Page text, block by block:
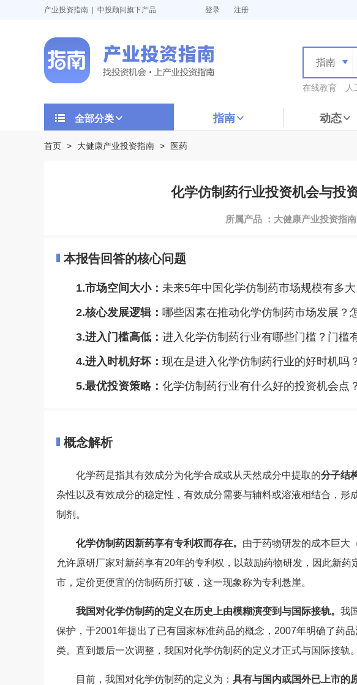
产业投资指南 | 中投顾问旗下产品 登录 注册
指南
在线教育 人
全部分类 指南 动态
首页 > 大健康产业投资指南 > 医药
化学仿制药行业投资机会与投
所属产品 ：大健康产业投资指南
本报告回答的核心问题
1.市场空间大小： 未来5年中国化学仿制药市场规模有多
2.核心发展逻辑： 哪些因素在推动化学仿制药市场发展？
3.进入门槛高低： 进入化学仿制药行业有哪些门槛？门槛
4.进入时机好坏： 现在是进入化学仿制药行业的好时机吗
5.最优投资策略： 化学仿制药行业有什么好的投资机会点
概念解析
化学药是指其有效成分为化学合成或从天然成分中提取的分子结
杂性以及有效成分的稳定性，有效成分需要与辅料或溶液相结合，
制剂。
化学仿制药因新药享有专利权而存在。 由于药物研发的成本巨大
允许原研厂家对新药享有20年的专利权，以鼓励药物研发，因此新
市，定价更便宜的仿制药所打破，这一现象称为专利悬崖。
我国对化学仿制药的定义在历史上由模糊演变到与国际接轨。 我
保护，于2001年提出了已有国家标准药品的概念，2007年明确了药
类。直到最后一次调整，我国对化学仿制药的定义才正式与国际接轨。
目前，我国对化学仿制药的定义为： 具有与国内或国外已上市的